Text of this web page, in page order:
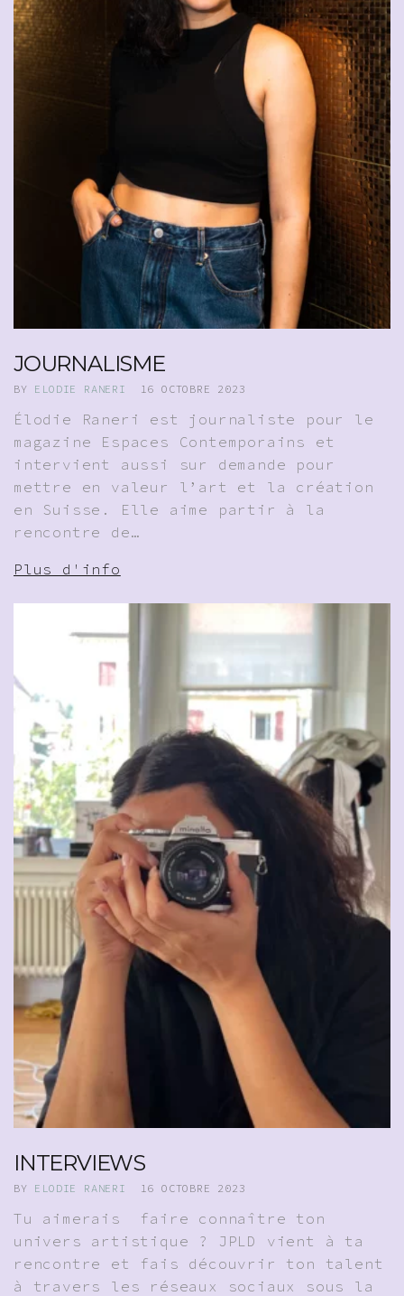
JOURNALISME
BY ELODIE RANERI 16 OCTOBRE 2023
Élodie Raneri est journaliste pour le
magazine Espaces Contemporains et
intervient aussi sur demande pour
mettre en valeur l’art et la création
en Suisse. Elle aime partir à la
rencontre de…
Plus d'info
INTERVIEWS
BY ELODIE RANERI 16 OCTOBRE 2023
Tu aimerais faire connaître ton
univers artistique ? JPLD vient à ta
rencontre et fais découvrir ton talent
à travers les réseaux sociaux sous la